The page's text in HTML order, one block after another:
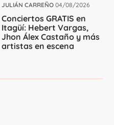
JULIÁN CARREÑO 04/08/2026
Conciertos GRATIS en
Itagüí: Hebert Vargas,
Jhon Álex Castaño y más
artistas en escena